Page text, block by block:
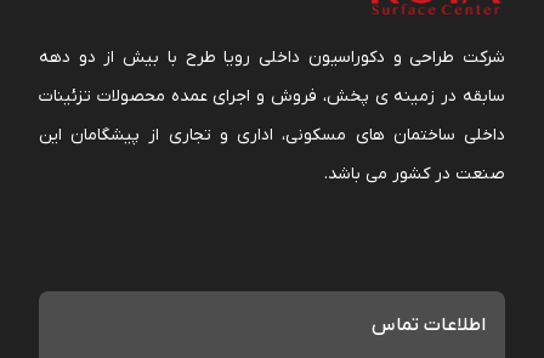
شرکت طراحی و دکوراسیون داخلی رویا طرح با بیش از دو دهه
سابقه در زمینه ی پخش، فروش و اجرای عمده محصولات تزئینات
داخلی ساختمان های مسکونی، اداری و تجاری از پیشگامان این
صنعت در کشور می باشد.
اطلاعات تماس